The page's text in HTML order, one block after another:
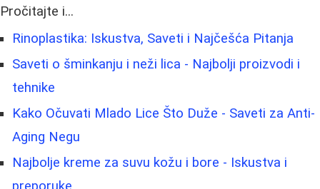
Pročitajte i...
Rinoplastika: Iskustva, Saveti i Najčešća Pitanja
Saveti o šminkanju i neži lica - Najbolji proizvodi i
tehnike
Kako Očuvati Mlado Lice Što Duže - Saveti za Anti-
Aging Negu
Najbolje kreme za suvu kožu i bore - Iskustva i
preporuke